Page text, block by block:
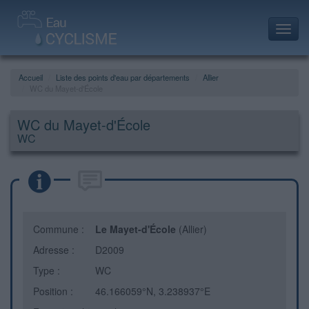
Accueil Liste des points d'eau par départements
Allier
WC du Mayet-d'École
WC
Commune : Le Mayet-d'École (Allier)
Adresse :
D2009
Type :
WC
Position :
46.166059°N, 3.238937°E